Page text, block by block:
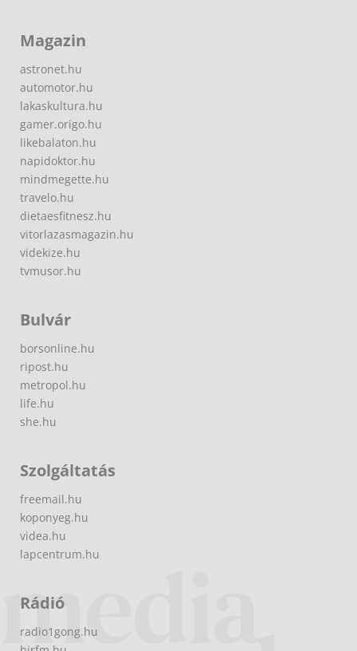
Magazin
astronet.hu
automotor.hu
lakaskultura.hu
gamer.origo.hu
likebalaton.hu
napidoktor.hu
mindmegette.hu
travelo.hu
dietaesfitnesz.hu
vitorlazasmagazin.hu
videkize.hu
tvmusor.hu
Bulvár
borsonline.hu
ripost.hu
metropol.hu
life.hu
she.hu
Szolgáltatás
freemail.hu
koponyeg.hu
videa.hu
lapcentrum.hu
Rádió
radio1gong.hu